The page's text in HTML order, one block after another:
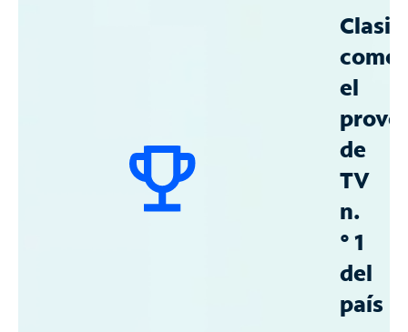
como
el
de
TV
n.
° 1
del
país